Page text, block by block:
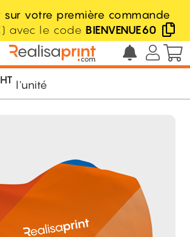
sur votre première commande
avec le code BIENVENUE60
/ Event / Drapeau sur
HT l'unité